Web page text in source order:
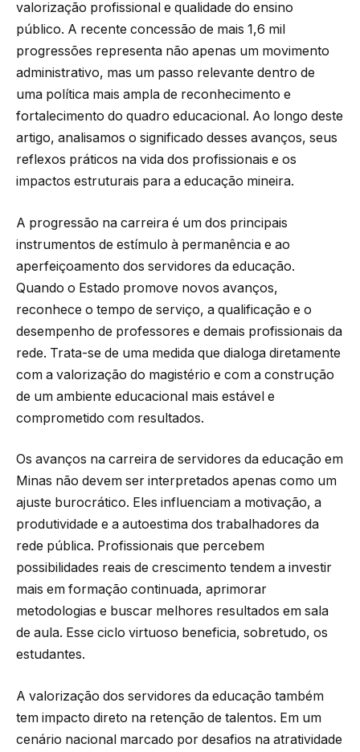
valorização profissional e qualidade do ensino
público. A recente concessão de mais 1,6 mil
progressões representa não apenas um movimento
administrativo, mas um passo relevante dentro de
uma política mais ampla de reconhecimento e
fortalecimento do quadro educacional. Ao longo deste
artigo, analisamos o significado desses avanços, seus
reflexos práticos na vida dos profissionais e os
impactos estruturais para a educação mineira.
A progressão na carreira é um dos principais
instrumentos de estímulo à permanência e ao
aperfeiçoamento dos servidores da educação.
Quando o Estado promove novos avanços,
reconhece o tempo de serviço, a qualificação e o
desempenho de professores e demais profissionais da
rede. Trata-se de uma medida que dialoga diretamente
com a valorização do magistério e com a construção
de um ambiente educacional mais estável e
comprometido com resultados.
Os avanços na carreira de servidores da educação em
Minas não devem ser interpretados apenas como um
ajuste burocrático. Eles influenciam a motivação, a
produtividade e a autoestima dos trabalhadores da
rede pública. Profissionais que percebem
possibilidades reais de crescimento tendem a investir
mais em formação continuada, aprimorar
metodologias e buscar melhores resultados em sala
de aula. Esse ciclo virtuoso beneficia, sobretudo, os
estudantes.
A valorização dos servidores da educação também
tem impacto direto na retenção de talentos. Em um
cenário nacional marcado por desafios na atratividade